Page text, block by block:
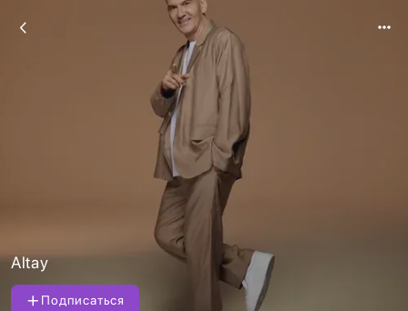
Altay
Подписаться